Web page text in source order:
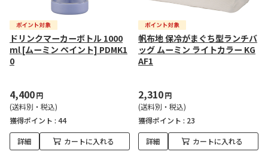
ドリンクマーカーボトル 1000
ml [ムーミン ペイント] PDMK1
0
4,400円
(送料別・税込)
獲得ポイント : 44
詳細 カートに入れる
帆布地 保冷がまぐち型ランチバ
ッグ ムーミン ライトカラー KG
AF1
2,310円
(送料別・税込)
獲得ポイント : 23
詳細 カートに入れる